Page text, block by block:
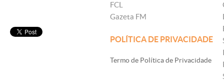
FCL
Gazeta FM
POLÍTICA DE PRIVACIDADE
Termo de Política de Privacidade